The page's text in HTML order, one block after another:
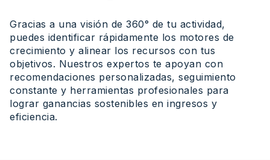
Gracias a una visión de 360° de tu actividad,
puedes identificar rápidamente los motores de
crecimiento y alinear los recursos con tus
objetivos. Nuestros expertos te apoyan con
recomendaciones personalizadas, seguimiento
constante y herramientas profesionales para
lograr ganancias sostenibles en ingresos y
eficiencia.